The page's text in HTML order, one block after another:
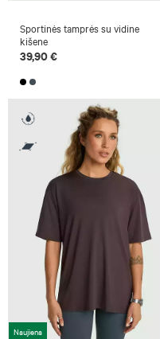
Sportinės tamprės su vidine
kišene
39,90 €
Naujiena